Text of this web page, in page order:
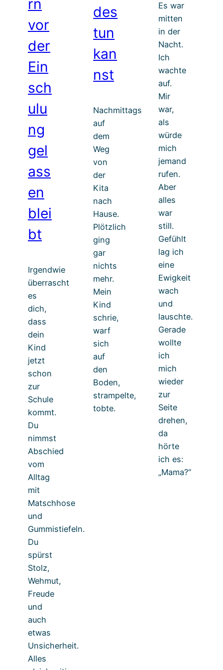
rn
vor
der
Ein
sch
ulu
ng
gel
ass
en
blei
bt
Irgendwie
überrascht
es
dich,
dass
dein
Kind
jetzt
schon
zur
Schule
kommt.
Du
nimmst
Abschied
vom
Alltag
mit
Matschhose
und
Gummistiefeln.
Du
spürst
Stolz,
Wehmut,
Freude
und
auch
etwas
Unsicherheit.
Alles
des
tun
kan
nst
Nachmittags
auf
dem
Weg
von
der
Kita
nach
Hause.
Plötzlich
ging
gar
nichts
mehr.
Mein
Kind
schrie,
warf
sich
auf
den
Boden,
strampelte,
tobte.
Es war
mitten
in der
Nacht.
Ich
wachte
auf.
Mir
war,
als
würde
mich
jemand
rufen.
Aber
alles
war
still.
Gefühlt
lag ich
eine
Ewigkeit
wach
und
lauschte.
Gerade
wollte
ich
mich
wieder
zur
Seite
drehen,
da
hörte
ich es:
„Mama?“